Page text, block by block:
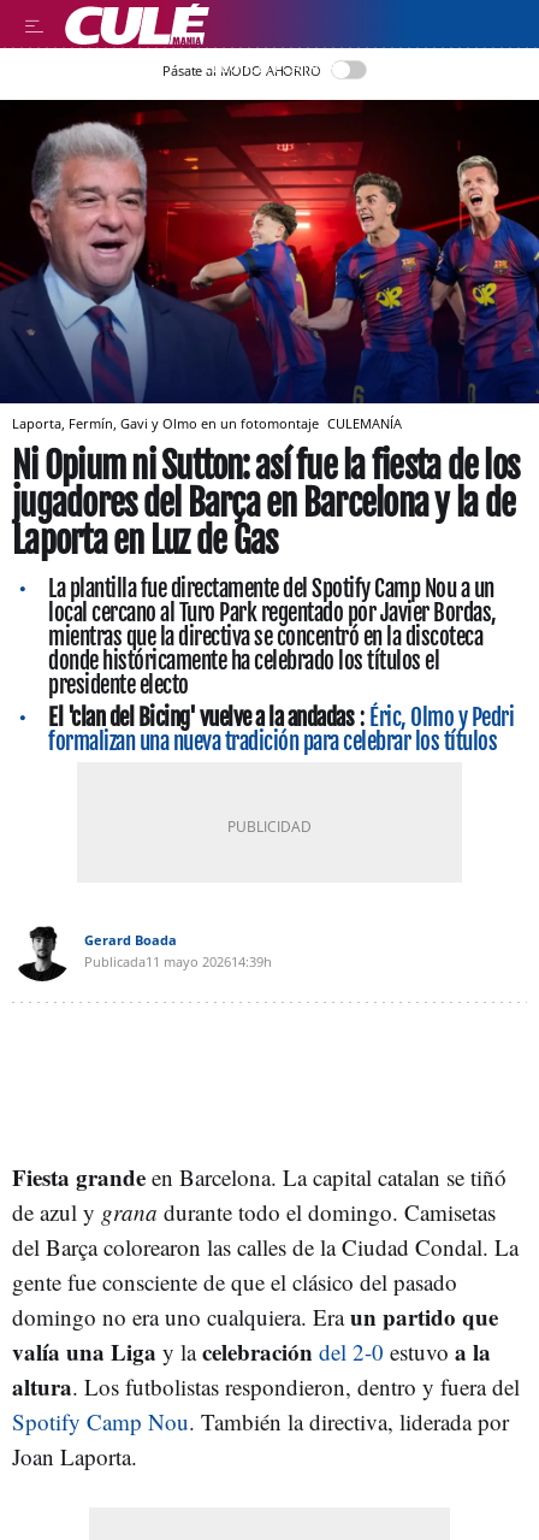
LLEGIR EN CATALÀ
Pásate al MODO AHORRO
Laporta, Fermín, Gavi y Olmo en un fotomontaje CULEMANÍA
Ni Opium ni Sutton: así fue la fiesta de los
jugadores del Barça en Barcelona y la de
Laporta en Luz de Gas
La plantilla fue directamente del Spotify Camp Nou a un
local cercano al Turo Park regentado por Javier Bordas,
mientras que la directiva se concentró en la discoteca
donde históricamente ha celebrado los títulos el
presidente electo
El 'clan del Bicing' vuelve a la andadas : Éric, Olmo y Pedri
formalizan una nueva tradición para celebrar los títulos
Gerard Boada
Publicada11 mayo 202614:39h
Fiesta grande en Barcelona. La capital catalan se tiñó
de azul y grana durante todo el domingo. Camisetas
del Barça colorearon las calles de la Ciudad Condal. La
gente fue consciente de que el clásico del pasado
domingo no era uno cualquiera. Eraun partido que
valía una Liga y lacelebración del 2-0 estuvo a la
altura. Los futbolistas respondieron, dentro y fuera del
Spotify Camp Nou. También la directiva, liderada por
Joan Laporta.